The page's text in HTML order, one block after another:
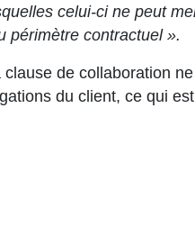
celui-ci ne peut
périmètre contractuel ».
de collaboration
du client, ce qui